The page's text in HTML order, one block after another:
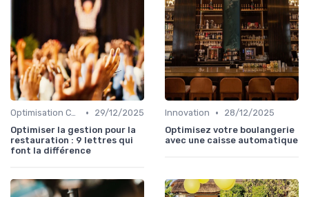
Optimisation Coûts •
29/12/2025
Optimiser la gestion pour la
restauration : 9 lettres qui
font la différence
Innovation •
28/12/2025
Optimisez votre boulangerie
avec une caisse automatique